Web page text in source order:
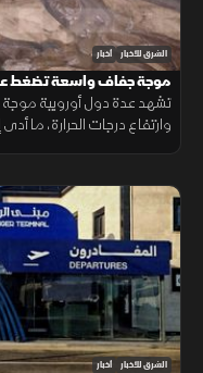
الشرق للأخبار أخبار
موجة جفاف واسعة تضغط
تشهد عدة دول أوروبية
وارتفاع درجات الحرارة، ما
الشرق للأخبار أخبار